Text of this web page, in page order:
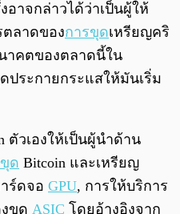
าจกล่าวได้ว่าเป็นผู้ให้
ตลาดของการขุดเหรียญคริ
าคตของตลาดนี้ใน
ประกายกระแสให้มันเริ่ม
ตัวเองให้เป็นผู้นำด้าน
ด Bitcoin และเหรียญ​
าร์ดจอ GPU, การให้บริการ
ขุด ASIC โดยอ้างอิงจาก